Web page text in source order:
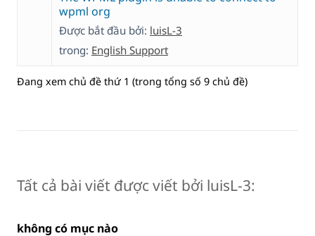
wpml org
Được bắt đầu bởi: luisL-3
trong: English Support
Đang xem chủ đề thứ 1 (trong tổng số 9 chủ đề)
Tất cả bài viết được viết bởi luisL-3:
không có mục nào